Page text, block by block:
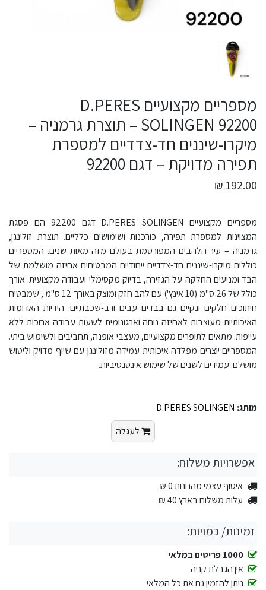
מספריים מקצועיים D.PERES
SOLINGEN 92200 – תוצרת גרמניה –
מיקרו-שיננים חד-צדדיים למספרת
תפירה מדויקת – דגם 92200
192.00 ₪
מספריים מקצועיים D.PERES SOLINGEN דגם 92200 הם פסגת
המצוינות למספרת תפירה, כורכנות ושימושים כלליים. תוצרת זולינגן,
גרמניה – עיר הלהבים המפורסמת בעולם מזה מאות שנים. המספריים
כוללים מיקרו-שיננים חד-צדדיים ייחודיים המבטיחים אחיזה מושלמת של
הבד ומניעים החלקה על הגזירה, בדיוק מקסימלי ועבודה מקצועית. אורך
כולל של 26 ס"מ (10 אינץ') עם להב חזק ומוצק באורך 12 ס"מ , שמבטיח
חיתוכים חלקים ונקיים גם בבדים עבים ורב-שכבתיים. הידיות האדומות
האיכותיות מעוצבות לאחיזה נוחה וארגונומית לשעות עבודה ארוכות ללא
עייפות. מתאים לתופרים מקצועיים, מעצבי אופנה, תחביבים ולשימוש ביתי.
המספריים יוצרים מפלדה איכותית עמידה מזולינגן עם שיוף מדויק וליטוש
מושלם. עמידים לשנים של שימוש אינטנסיביות.
מותג: D.PERES SOLINGEN
לעגלה
אפשרויות משלוח:
איסוף עצמי מהחנות 0 ₪
עלות משלוח בארץ 40 ₪
זמינות/ כמויות:
1000 פריטים במלאי
אין הגבלת קניה
ניתן להזמין גם את כל המלאי